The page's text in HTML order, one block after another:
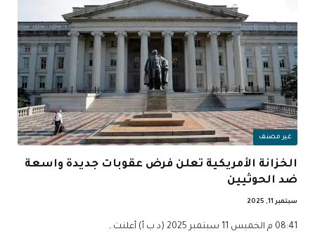
غير مصنف
الخزانة الأمريكية تعلن فرض عقوبات جديدة واسعة
ضد الحوثيين
سبتمبر 11, 2025
08:41 م الخميس 11 سبتمبر 2025 (د ب أ) أعلنت…